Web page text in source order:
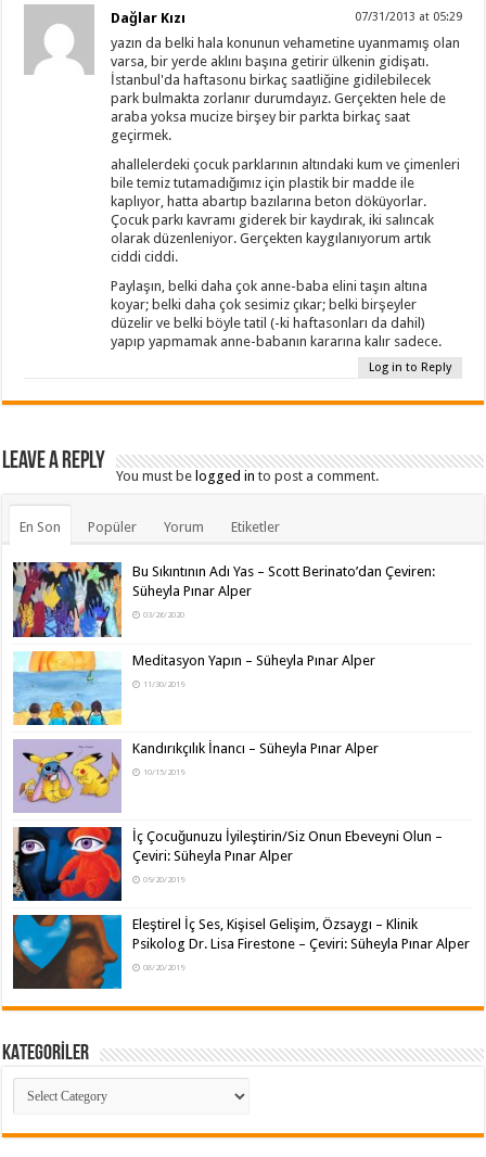
Dağlar Kızı 07/31/2013 at 05:29
yazın da belki hala konunun vehametine uyanmamış olan
varsa, bir yerde aklını başına getirir ülkenin gidişatı.
İstanbul'da haftasonu birkaç saatliğine gidilebilecek
park bulmakta zorlanır durumdayız. Gerçekten hele de
araba yoksa mucize birşey bir parkta birkaç saat
geçirmek.
ahallelerdeki çocuk parklarının altındaki kum ve çimenleri
bile temiz tutamadığımız için plastik bir madde ile
kaplıyor, hatta abartıp bazılarına beton döküyorlar.
Çocuk parkı kavramı giderek bir kaydırak, iki salıncak
olarak düzenleniyor. Gerçekten kaygılanıyorum artık
ciddi ciddi.
Paylaşın, belki daha çok anne-baba elini taşın altına
koyar; belki daha çok sesimiz çıkar; belki birşeyler
düzelir ve belki böyle tatil (-ki haftasonları da dahil)
yapıp yapmamak anne-babanın kararına kalır sadece.
Log in to Reply
Leave a Reply
You must be logged in to post a comment.
En Son Popüler Yorum Etiketler
Bu Sıkıntının Adı Yas – Scott Berinato’dan Çeviren:
Süheyla Pınar Alper
03/26/2020
Meditasyon Yapın – Süheyla Pınar Alper
11/30/2019
Kandırıkçılık İnancı – Süheyla Pınar Alper
10/15/2019
İç Çocuğunuzu İyileştirin/Siz Onun Ebeveyni Olun –
Çeviri: Süheyla Pınar Alper
09/20/2019
Eleştirel İç Ses, Kişisel Gelişim, Özsaygı – Klinik
Psikolog Dr. Lisa Firestone – Çeviri: Süheyla Pınar Alper
08/20/2019
KATEGORİLER
KATEGORİLER